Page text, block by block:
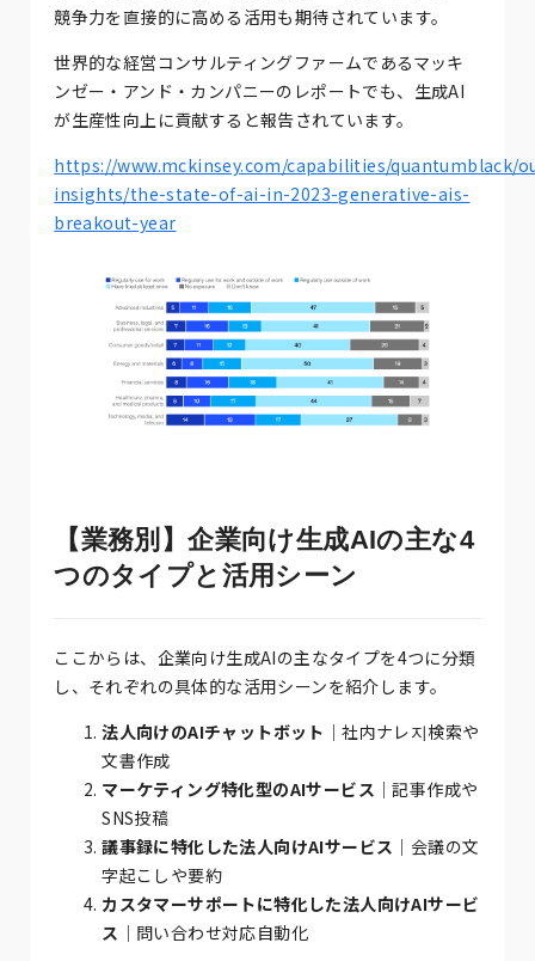
競争力を直接的に高める活用も期待されています。
世界的な経営コンサルティングファームであるマッキ
ンゼー・アンド・カンパニーのレポートでも、生成AI
が生産性向上に貢献すると報告されています。
https://www.mckinsey.com/capabilities/quantumblack/
insights/the-state-of-ai-in-2023-generative-ais-
breakout-year
【業務別】企業向け生成AIの主な4
つのタイプと活用シーン
ここからは、企業向け生成AIの主なタイプを4つに分類
し、それぞれの具体的な活用シーンを紹介します。
法人向けのAIチャットボット ｜社内ナレ지検索や
文書作成
マーケティング特化型のAIサービス ｜記事作成や
SNS投稿
議事録に特化した法人向けAIサービス ｜会議の文
字起こしや要約
カスタマーサポートに特化した法人向けAIサービ
ス ｜問い合わせ対応自動化